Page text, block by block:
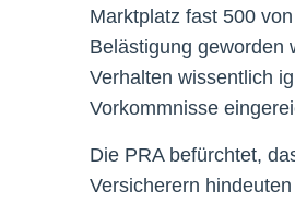
Marktplatz fast 500
Belästigung geworden
Verhalten wissentlich
Vorkommnisse
Die PRA befürchtet,
Versicherern